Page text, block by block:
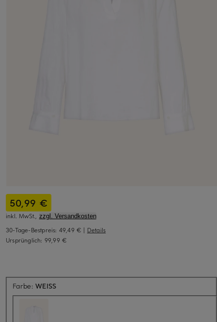
50,99 €
inkl. MwSt., zzgl. Versandkosten
30-Tage-Bestpreis: 49,49 € | Details
Ursprünglich: 99,99 €
Farbe:WEISS